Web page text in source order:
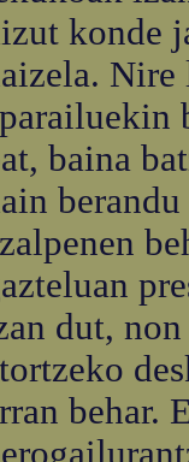
konde
Nire
baina
dut,
behar.